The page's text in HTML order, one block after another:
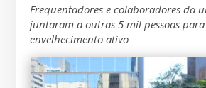
Frequentadores e colaboradores da
juntaram a outras 5 mil pessoas
envelhecimento ativo